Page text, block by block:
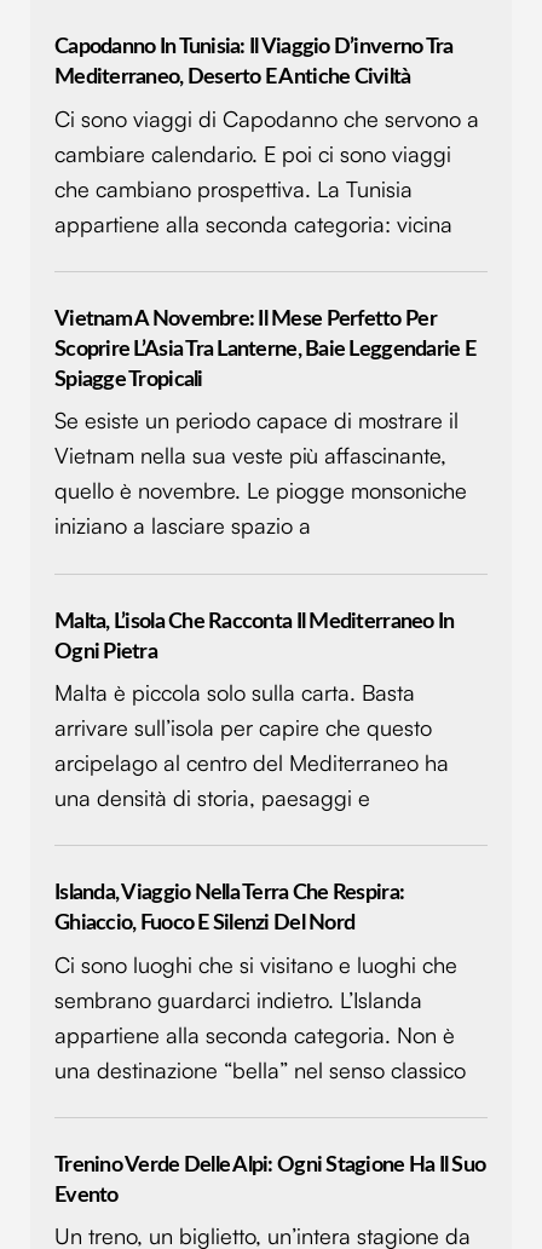
Capodanno In Tunisia: Il Viaggio D’inverno Tra
Mediterraneo, Deserto E Antiche Civiltà
Ci sono viaggi di Capodanno che servono a
cambiare calendario. E poi ci sono viaggi
che cambiano prospettiva. La Tunisia
appartiene alla seconda categoria: vicina
Vietnam A Novembre: Il Mese Perfetto Per
Scoprire L’Asia Tra Lanterne, Baie Leggendarie E
Spiagge Tropicali
Se esiste un periodo capace di mostrare il
Vietnam nella sua veste più affascinante,
quello è novembre. Le piogge monsoniche
iniziano a lasciare spazio a
Malta, L’isola Che Racconta Il Mediterraneo In
Ogni Pietra
Malta è piccola solo sulla carta. Basta
arrivare sull’isola per capire che questo
arcipelago al centro del Mediterraneo ha
una densità di storia, paesaggi e
Islanda, Viaggio Nella Terra Che Respira:
Ghiaccio, Fuoco E Silenzi Del Nord
Ci sono luoghi che si visitano e luoghi che
sembrano guardarci indietro. L’Islanda
appartiene alla seconda categoria. Non è
una destinazione “bella” nel senso classico
Trenino Verde Delle Alpi: Ogni Stagione Ha Il Suo
Evento
Un treno, un biglietto, un’intera stagione da